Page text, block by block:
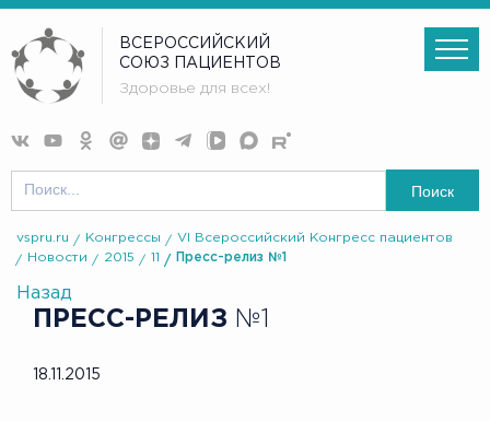
ВСЕРОССИЙСКИЙ
СОЮЗ ПАЦИЕНТОВ
Здоровье для всех!
Поиск
vspru.ru Конгрессы
VI Всероссийский Конгресс пациентов
Новости
2015 11 Пресс-релиз №1
Назад
ПРЕСС-РЕЛИЗ №1
18.11.2015